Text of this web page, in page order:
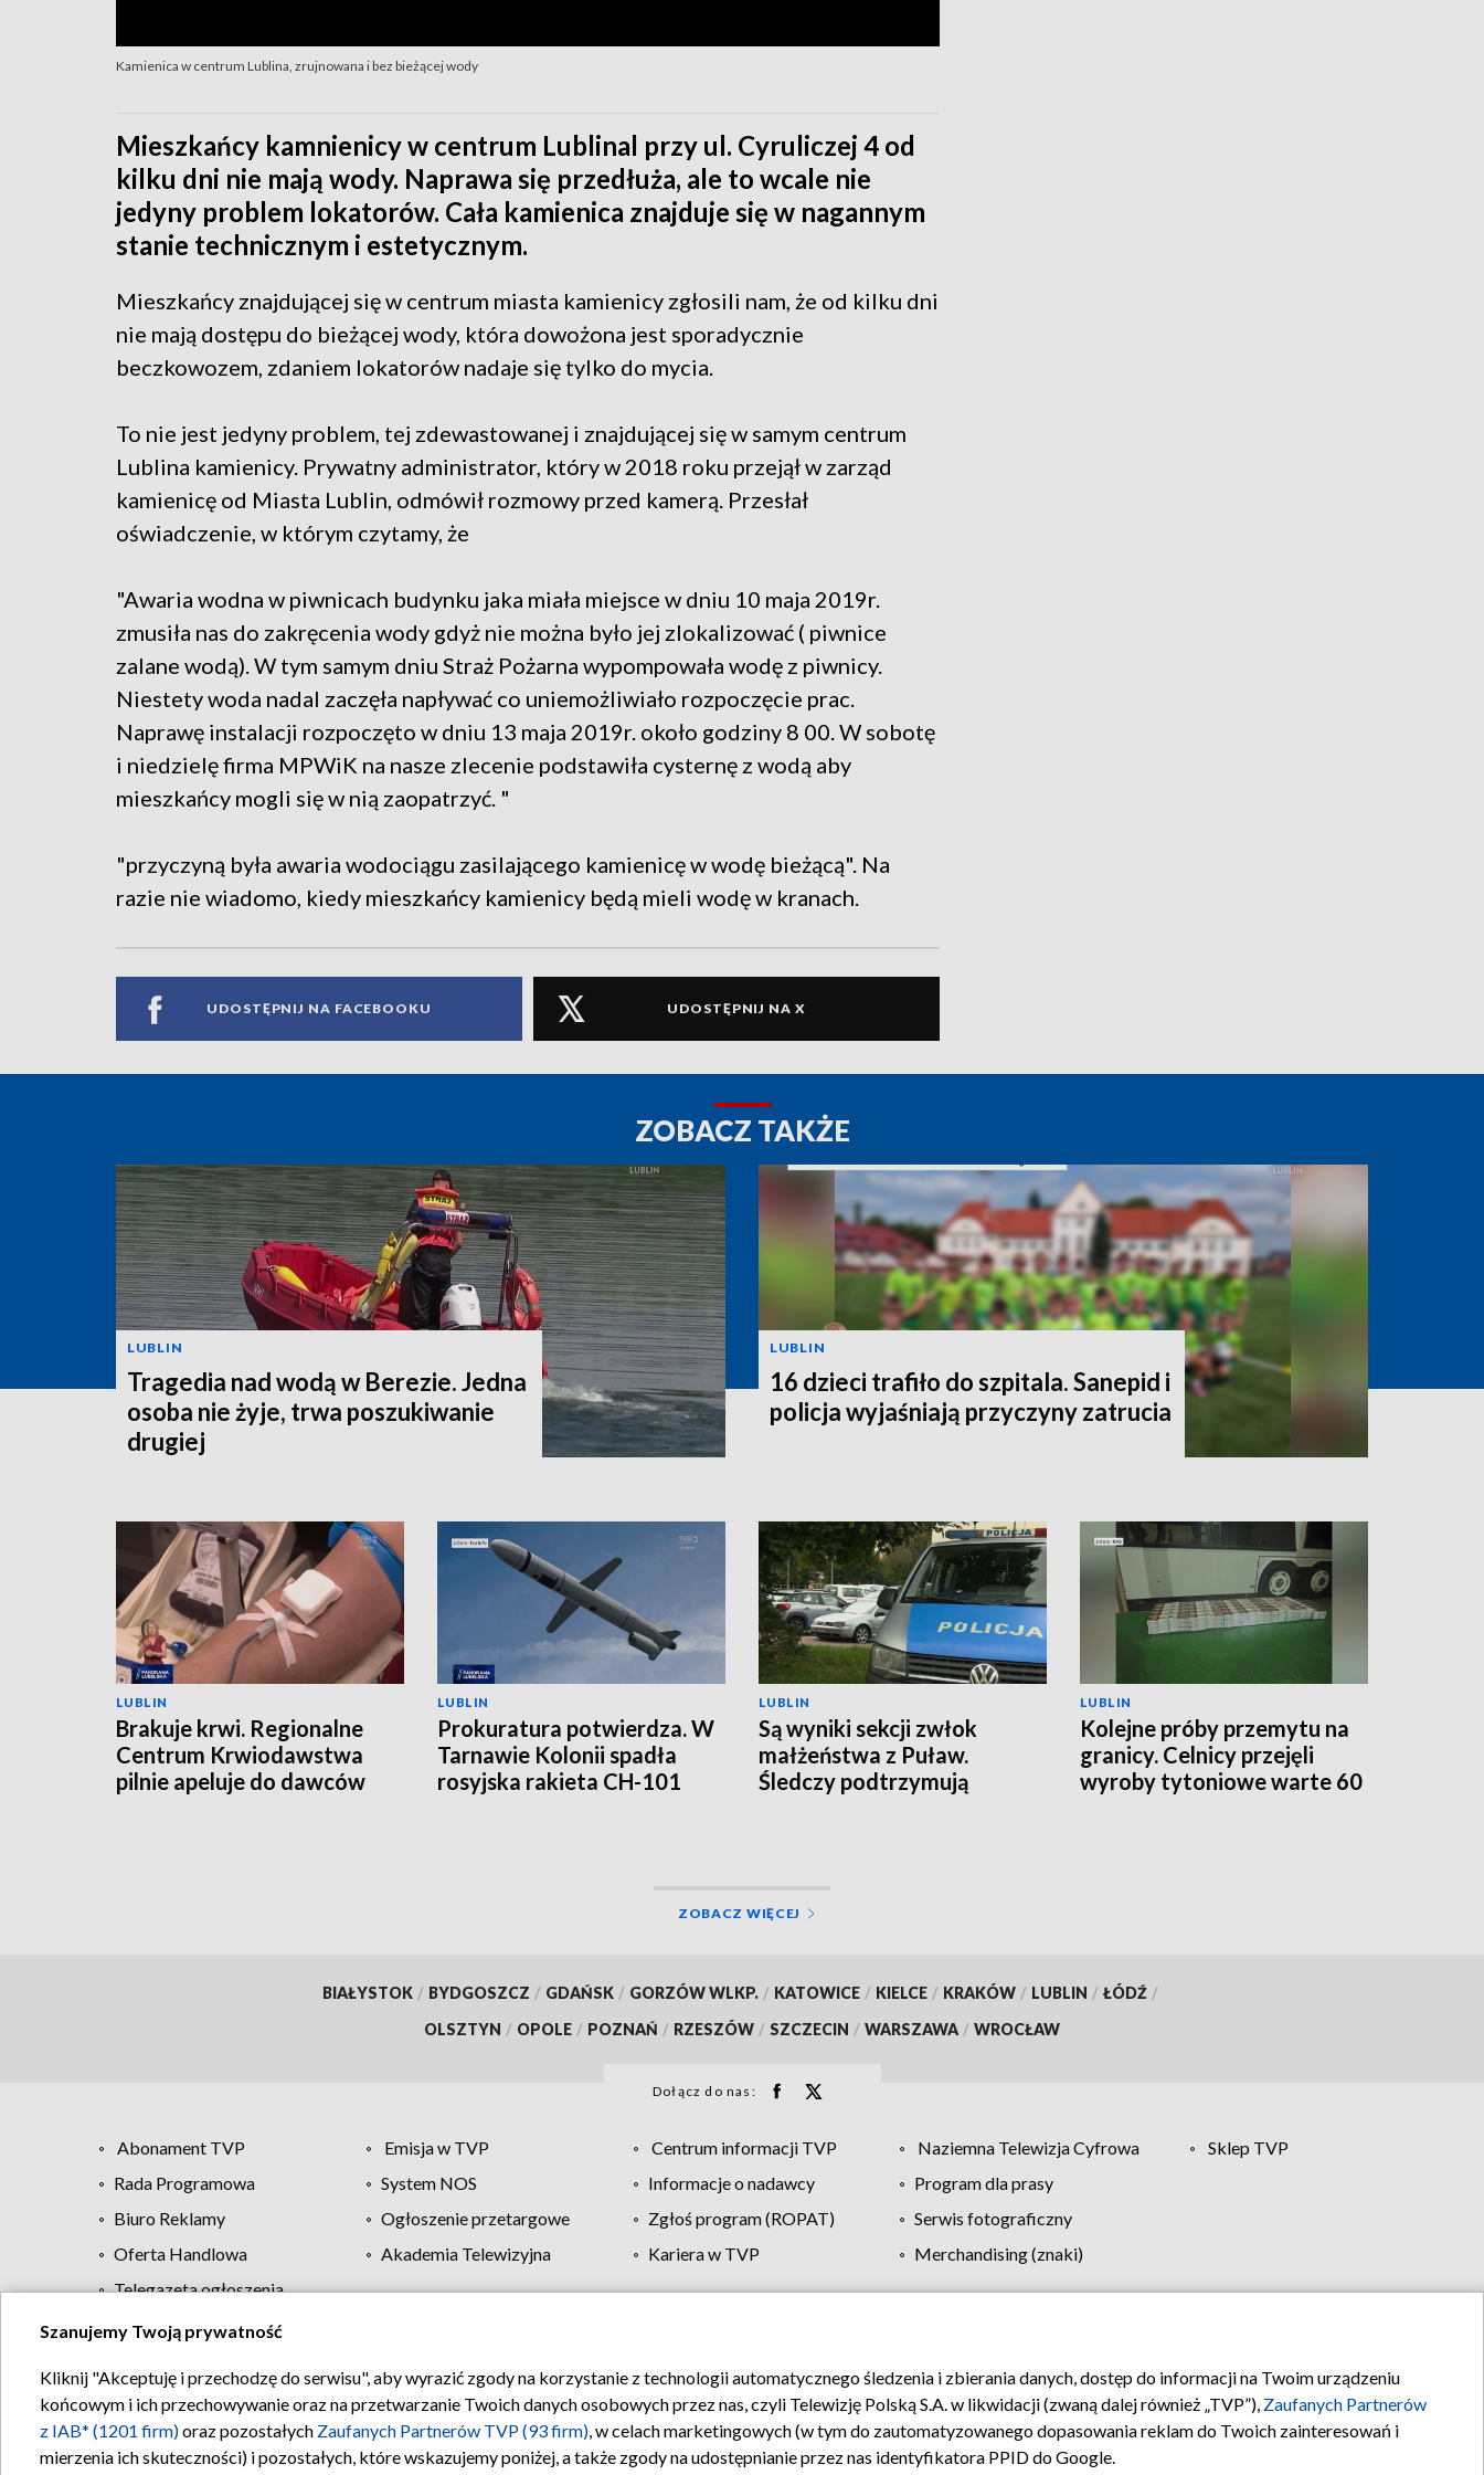
Kamienica w centrum Lublina, zrujnowana i bez bieżącej wody
Mieszkańcy kamnienicy w centrum Lublinal przy ul. Cyruliczej 4 od
kilku dni nie mają wody. Naprawa się przedłuża, ale to wcale nie
jedyny problem lokatorów. Cała kamienica znajduje się w nagannym
stanie technicznym i estetycznym.
Mieszkańcy znajdującej się w centrum miasta kamienicy zgłosili nam, że od kilku dni
nie mają dostępu do bieżącej wody, która dowożona jest sporadycznie
beczkowozem, zdaniem lokatorów nadaje się tylko do mycia.
To nie jest jedyny problem, tej zdewastowanej i znajdującej się w samym centrum
Lublina kamienicy. Prywatny administrator, który w 2018 roku przejął w zarząd
kamienicę od Miasta Lublin, odmówił rozmowy przed kamerą. Przesłał
oświadczenie, w którym czytamy, że
"Awaria wodna w piwnicach budynku jaka miała miejsce w dniu 10 maja 2019r.
zmusiła nas do zakręcenia wody gdyż nie można było jej zlokalizować ( piwnice
zalane wodą). W tym samym dniu Straż Pożarna wypompowała wodę z piwnicy.
Niestety woda nadal zaczęła napływać co uniemożliwiało rozpoczęcie prac.
Naprawę instalacji rozpoczęto w dniu 13 maja 2019r. około godziny 8 00. W sobotę
i niedzielę firma MPWiK na nasze zlecenie podstawiła cysternę z wodą aby
mieszkańcy mogli się w nią zaopatrzyć. "
"przyczyną była awaria wodociągu zasilającego kamienicę w wodę bieżącą". Na
razie nie wiadomo, kiedy mieszkańcy kamienicy będą mieli wodę w kranach.
UDOSTĘPNIJ NA FACEBOOKU UDOSTĘPNIJ NA X
ZOBACZ TAKŻE
LUBLIN
Tragedia nad wodą w Berezie. Jedna
osoba nie żyje, trwa poszukiwanie
drugiej
LUBLIN
16 dzieci trafiło do szpitala. Sanepid i
policja wyjaśniają przyczyny zatrucia
LUBLIN
Brakuje krwi. Regionalne
Centrum Krwiodawstwa
pilnie apeluje do dawców
LUBLIN
Prokuratura potwierdza. W
Tarnawie Kolonii spadła
rosyjska rakieta CH-101
LUBLIN
Są wyniki sekcji zwłok
małżeństwa z Puław.
Śledczy podtrzymują
LUBLIN
Kolejne próby przemytu na
granicy. Celnicy przejęli
wyroby tytoniowe warte 60
ZOBACZ WIĘCEJ
BIAŁYSTOK / BYDGOSZCZ / GDAŃSK / GORZÓW WLKP. / KATOWICE / KIELCE / KRAKÓW / LUBLIN / ŁÓDŹ /
OLSZTYN / OPOLE / POZNAŃ / RZESZÓW / SZCZECIN / WARSZAWA / WROCŁAW
Dołącz do nas:
Abonament TVP Emisja w TVP Centrum informacji TVP Naziemna Telewizja Cyfrowa
Sklep TVP
Rada Programowa
System NOS Informacje o nadawcy
Program dla prasy
Biuro Reklamy
Ogłoszenie przetargowe Zgłoś program (ROPAT)
Serwis fotograficzny
Oferta Handlowa
Akademia Telewizyjna Kariera w TVP
Merchandising (znaki)
Telegazeta ogłoszenia
Regulamin TVP Polityka prywatności Moje zgody Pomoc Biuro reklamy Kontakt
Szanujemy Twoją prywatność
Kliknij "Akceptuję i przechodzę do serwisu", aby wyrazić zgody na korzystanie z technologii automatycznego śledzenia i zbierania danych, dostęp do informacji na Twoim urządzeniu
końcowym i ich przechowywanie oraz na przetwarzanie Twoich danych osobowych przez nas, czyli Telewizję Polską S.A. w likwidacji (zwaną dalej również „TVP”), Zaufanych Partnerów
z IAB* (1201 firm)oraz pozostałych Zaufanych Partnerów TVP (93 firm), w celach marketingowych (w tym do zautomatyzowanego dopasowania reklam do Twoich zainteresowań i
mierzenia ich skuteczności) i pozostałych, które wskazujemy poniżej, a także zgody na udostępnianie przez nas identyfikatora PPID do Google.